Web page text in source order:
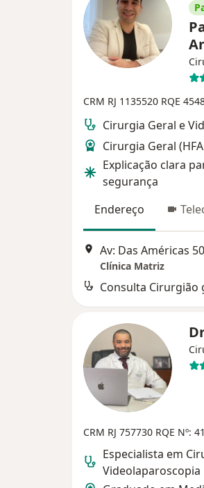
CRM RJ 1135520 RQE
Cirurgia Geral e
Cirurgia Geral
Explicação clara
segurança
Endereço
Av: Das Américas
Clínica Matriz
Consulta Cirurgião
CRM RJ 757730 RQE Nº:
Especialista em
Videolaparoscopia